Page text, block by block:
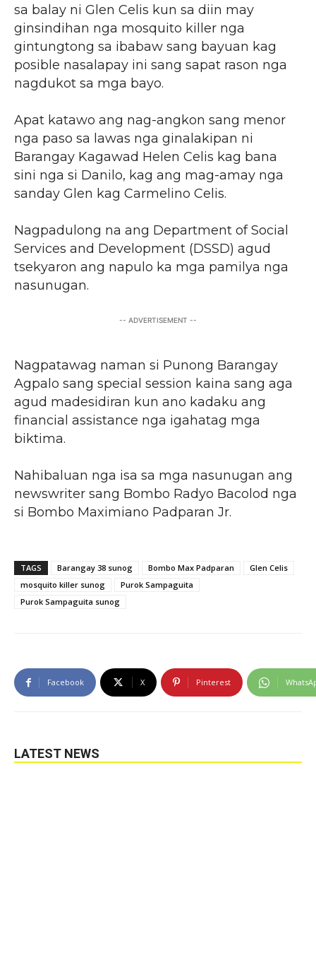
sa balay ni Glen Celis kun sa diin may
ginsindihan nga mosquito killer nga
gintungtong sa ibabaw sang bayuan kag
posible nasalapay ini sang sapat rason nga
nagdukot sa mga bayo.
Apat katawo ang nag-angkon sang menor
nga paso sa lawas nga ginalakipan ni
Barangay Kagawad Helen Celis kag bana
sini nga si Danilo, kag ang mag-amay nga
sanday Glen kag Carmelino Celis.
Nagpadulong na ang Department of Social
Services and Development (DSSD) agud
tsekyaron ang napulo ka mga pamilya nga
nasunugan.
-- ADVERTISEMENT --
Nagpatawag naman si Punong Barangay
Agpalo sang special session kaina sang aga
agud madesidiran kun ano kadaku ang
financial assistance nga igahatag mga
biktima.
Nahibaluan nga isa sa mga nasunugan ang
newswriter sang Bombo Radyo Bacolod nga
si Bombo Maximiano Padparan Jr.
TAGS Barangay 38 sunog Bombo Max Padparan
Glen Celis
mosquito killer sunog
Purok Sampaguita
Purok Sampaguita sunog
Facebook X Pinterest
LATEST NEWS